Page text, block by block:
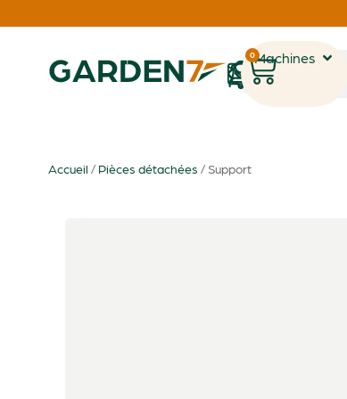
1
0Machines
Accueil / Pièces détachées / Support